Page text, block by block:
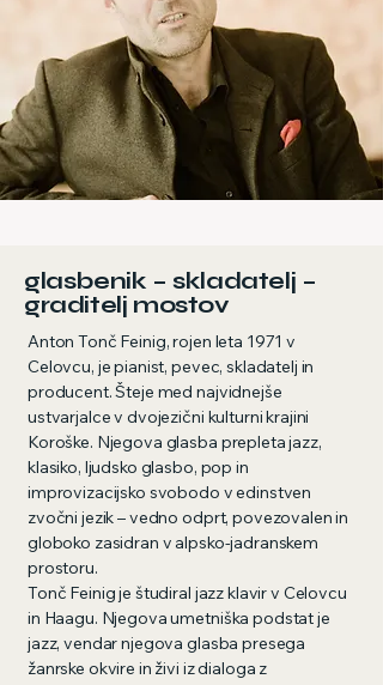
glasbenik – skladatelj –
graditelj mostov
Anton Tonč Feinig, rojen leta 1971 v
Celovcu, je pianist, pevec, skladatelj in
producent. Šteje med najvidnejše
ustvarjalce v dvojezični kulturni krajini
Koroške. Njegova glasba prepleta jazz,
klasiko, ljudsko glasbo, pop in
improvizacijsko svobodo v edinstven
zvočni jezik – vedno odprt, povezovalen in
globoko zasidran v alpsko-jadranskem
prostoru.
Tonč Feinig je študiral jazz klavir v Celovcu
in Haagu. Njegova umetniška podstat je
jazz, vendar njegova glasba presega
žanrske okvire in živi iz dialoga z